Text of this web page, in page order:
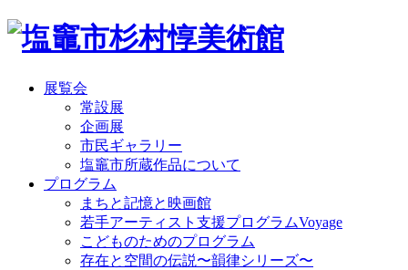
展覧会
常設展
企画展
市民ギャラリー
塩竈市所蔵作品について
プログラム
まちと記憶と映画館
若手アーティスト支援プログラムVoyage
こどものためのプログラム
存在と空間の伝説〜韻律シリーズ〜